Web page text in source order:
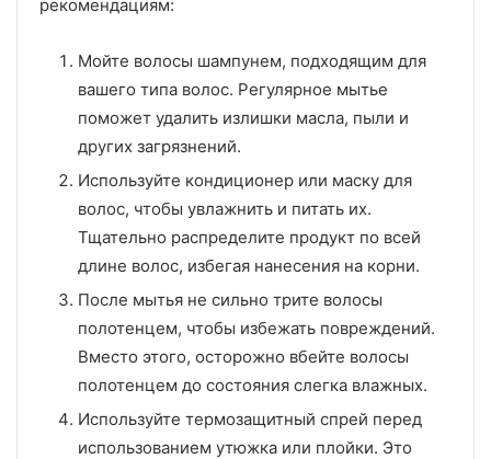
рекомендациям:
Мойте волосы шампунем, подходящим для
вашего типа волос. Регулярное мытье
поможет удалить излишки масла, пыли и
других загрязнений.
Используйте кондиционер или маску для
волос, чтобы увлажнить и питать их.
Тщательно распределите продукт по всей
длине волос, избегая нанесения на корни.
После мытья не сильно трите волосы
полотенцем, чтобы избежать повреждений.
Вместо этого, осторожно вбейте волосы
полотенцем до состояния слегка влажных.
Используйте термозащитный спрей перед
использованием утюжка или плойки. Это